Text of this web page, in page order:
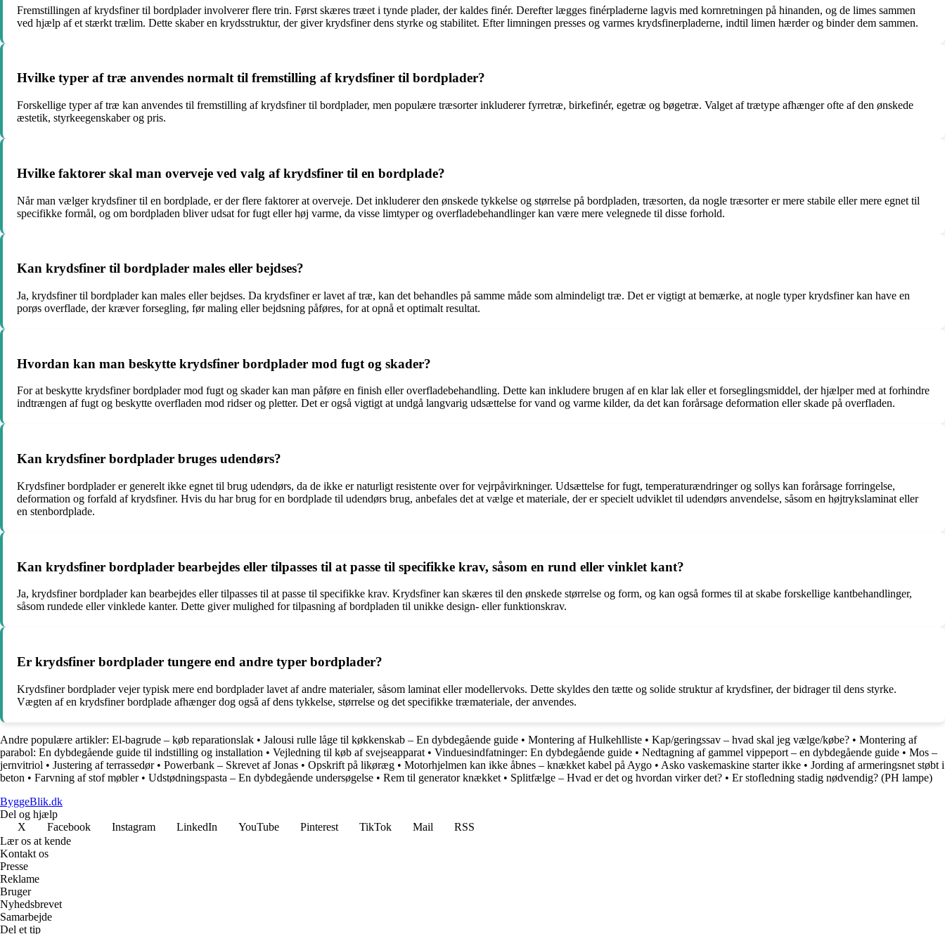
Fremstillingen af krydsfiner til bordplader involverer flere trin. Først skæres træet i tynde plader, der kaldes finér. Derefter lægges finérpladerne lagvis med kornretningen på hinanden, og de limes sammen
ved hjælp af et stærkt trælim. Dette skaber en krydsstruktur, der giver krydsfiner dens styrke og stabilitet. Efter limningen presses og varmes krydsfinerpladerne, indtil limen hærder og binder dem sammen.
Hvilke typer af træ anvendes normalt til fremstilling af krydsfiner til bordplader?
Forskellige typer af træ kan anvendes til fremstilling af krydsfiner til bordplader, men populære træsorter inkluderer fyrretræ, birkefinér, egetræ og bøgetræ. Valget af trætype afhænger ofte af den ønskede
æstetik, styrkeegenskaber og pris.
Hvilke faktorer skal man overveje ved valg af krydsfiner til en bordplade?
Når man vælger krydsfiner til en bordplade, er der flere faktorer at overveje. Det inkluderer den ønskede tykkelse og størrelse på bordpladen, træsorten, da nogle træsorter er mere stabile eller mere egnet til
specifikke formål, og om bordpladen bliver udsat for fugt eller høj varme, da visse limtyper og overfladebehandlinger kan være mere velegnede til disse forhold.
Kan krydsfiner til bordplader males eller bejdses?
Ja, krydsfiner til bordplader kan males eller bejdses. Da krydsfiner er lavet af træ, kan det behandles på samme måde som almindeligt træ. Det er vigtigt at bemærke, at nogle typer krydsfiner kan have en
porøs overflade, der kræver forsegling, før maling eller bejdsning påføres, for at opnå et optimalt resultat.
Hvordan kan man beskytte krydsfiner bordplader mod fugt og skader?
For at beskytte krydsfiner bordplader mod fugt og skader kan man påføre en finish eller overfladebehandling. Dette kan inkludere brugen af en klar lak eller et forseglingsmiddel, der hjælper med at forhindre
indtrængen af fugt og beskytte overfladen mod ridser og pletter. Det er også vigtigt at undgå langvarig udsættelse for vand og varme kilder, da det kan forårsage deformation eller skade på overfladen.
Kan krydsfiner bordplader bruges udendørs?
Krydsfiner bordplader er generelt ikke egnet til brug udendørs, da de ikke er naturligt resistente over for vejrpåvirkninger. Udsættelse for fugt, temperaturændringer og sollys kan forårsage forringelse,
deformation og forfald af krydsfiner. Hvis du har brug for en bordplade til udendørs brug, anbefales det at vælge et materiale, der er specielt udviklet til udendørs anvendelse, såsom en højtrykslaminat eller
en stenbordplade.
Kan krydsfiner bordplader bearbejdes eller tilpasses til at passe til specifikke krav, såsom en rund eller vinklet kant?
Ja, krydsfiner bordplader kan bearbejdes eller tilpasses til at passe til specifikke krav. Krydsfiner kan skæres til den ønskede størrelse og form, og kan også formes til at skabe forskellige kantbehandlinger,
såsom rundede eller vinklede kanter. Dette giver mulighed for tilpasning af bordpladen til unikke design- eller funktionskrav.
Er krydsfiner bordplader tungere end andre typer bordplader?
Krydsfiner bordplader vejer typisk mere end bordplader lavet af andre materialer, såsom laminat eller modellervoks. Dette skyldes den tætte og solide struktur af krydsfiner, der bidrager til dens styrke.
Vægten af en krydsfiner bordplade afhænger dog også af dens tykkelse, størrelse og det specifikke træmateriale, der anvendes.
Andre populære artikler: El-bagrude – køb reparationslak • Jalousi rulle låge til køkkenskab – En dybdegående guide • Montering af Hulkehlliste • Kap/geringssav – hvad skal jeg vælge/købe? • Montering af
parabol: En dybdegående guide til indstilling og installation • Vejledning til køb af svejseapparat • Vinduesindfatninger: En dybdegående guide • Nedtagning af gammel vippeport – en dybdegående guide • Mos –
jernvitriol • Justering af terrassedør• Powerbank – Skrevet af Jonas • Opskrift på likøræg • Motorhjelmen kan ikke åbnes – knækket kabel på Aygo • Asko vaskemaskine starter ikke • Jording af armeringsnet støbt i
beton • Farvning af stof møbler• Udstødningspasta – En dybdegående undersøgelse • Rem til generator knækket • Splitfælge – Hvad er det og hvordan virker det? • Er stofledning stadig nødvendig? (PH lampe)
ByggeBlik.dk
Del og hjælp
X
Facebook Instagram LinkedIn YouTube Pinterest TikTok Mail
RSS
Lær os at kende
Kontakt os
Presse
Reklame
Bruger
Nyhedsbrevet
Samarbejde
Del et tip